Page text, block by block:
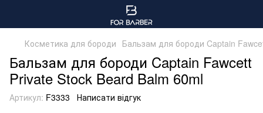
Косметика для бороди Бальзам для бороди Captain
Бальзам для бороди Captain Fawcett
Private Stock Beard Balm 60ml
Артикул: F3333 Написати відгук